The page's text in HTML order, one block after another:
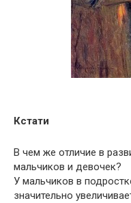
Кстати
В чем же отличие в
мальчиков и девочек?
У мальчиков в
значительно